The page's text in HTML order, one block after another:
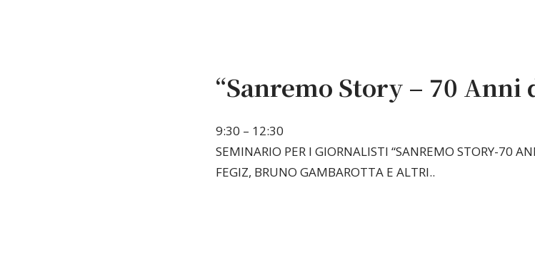
“Sanremo Story – 70 Anni
9:30 – 12:30
SEMINARIO PER I GIORNALISTI “SANREMO STORY-70
FEGIZ, BRUNO GAMBAROTTA E ALTRI..